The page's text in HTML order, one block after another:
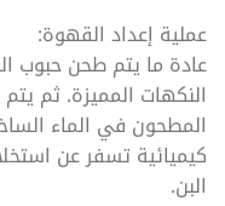
عملية إعداد القهوة:
عادة ما يتم طحن حبوب
النكهات المميزة. ثم
المطحون في الماء
كيميائية تسفر عن
البن.